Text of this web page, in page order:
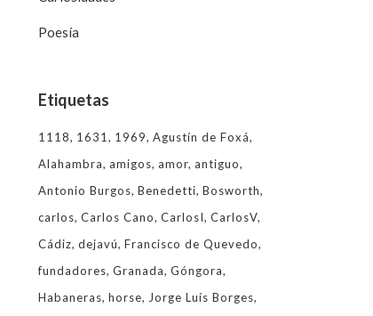
Poesía
Etiquetas
1118 1631 1969 Agustín de Foxá
Alahambra amigos amor antiguo
Antonio Burgos Benedetti Bosworth
carlos Carlos Cano CarlosI CarlosV
Cádiz dejavú Francisco de Quevedo
fundadores Granada Góngora
Habaneras horse
Jorge Luís Borges